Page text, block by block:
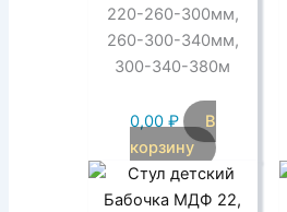
220-260-300мм,
260-300-340мм,
300-340-380м
0,00 ₽
В
корзину